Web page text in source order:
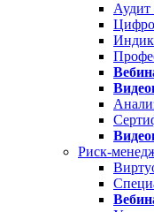
Аудит
Риск-